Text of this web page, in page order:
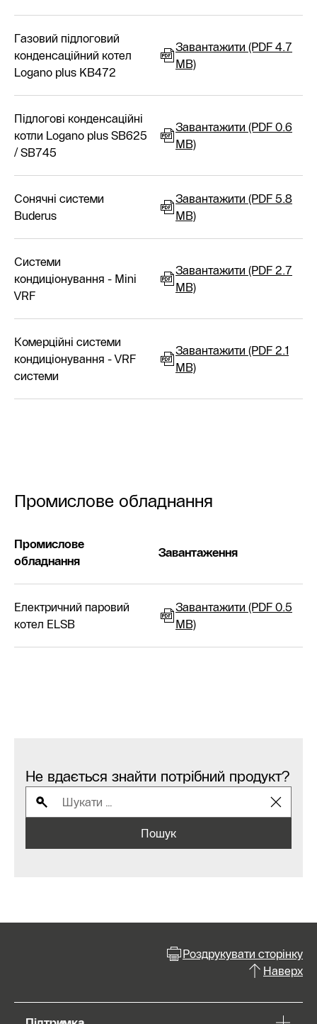
Газовий підлоговий
конденсаційний котел
Logano plus KB472
Завантажити (PDF 4.7
MB)
Підлогові конденсаційні
котли Logano plus SB625
/ SB745
Завантажити (PDF 0.6
MB)
Сонячні системи
Buderus
Завантажити (PDF 5.8
MB)
Cистеми
кондиціонування - Mini
VRF
Завантажити (PDF 2.7
MB)
Комерційні системи
кондиціонування - VRF
системи
Завантажити (PDF 2.1
MB)
Промислове обладнання
Промислове
обладнання
Завантаження
Електричний паровий
котел ELSB
Завантажити (PDF 0.5
MB)
Не вдається знайти потрібний продукт?
Пошук
Роздрукувати сторінку
Наверх